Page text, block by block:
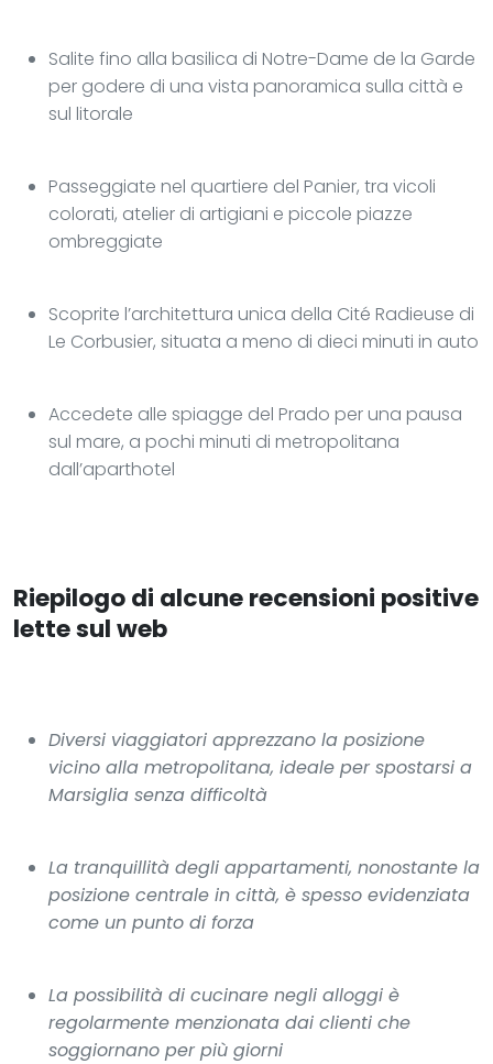
Salite fino alla basilica di Notre-Dame de la Garde
per godere di una vista panoramica sulla città e
sul litorale
Passeggiate nel quartiere del Panier, tra vicoli
colorati, atelier di artigiani e piccole piazze
ombreggiate
Scoprite l’architettura unica della Cité Radieuse di
Le Corbusier, situata a meno di dieci minuti in auto
Accedete alle spiagge del Prado per una pausa
sul mare, a pochi minuti di metropolitana
dall’aparthotel
Riepilogo di alcune recensioni positive
lette sul web
Diversi viaggiatori apprezzano la posizione
vicino alla metropolitana, ideale per spostarsi a
Marsiglia senza difficoltà
La tranquillità degli appartamenti, nonostante la
posizione centrale in città, è spesso evidenziata
come un punto di forza
La possibilità di cucinare negli alloggi è
regolarmente menzionata dai clienti che
soggiornano per più giorni